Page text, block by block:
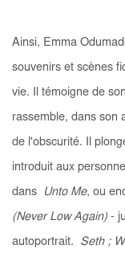
Ainsi, Emma
souvenirs et scènes
vie. Il témoigne de
rassemble, dans son
de l'obscurité. Il
introduit aux
dans Unto Me, ou
(Never Low Again) -
autoportrait. Seth ;